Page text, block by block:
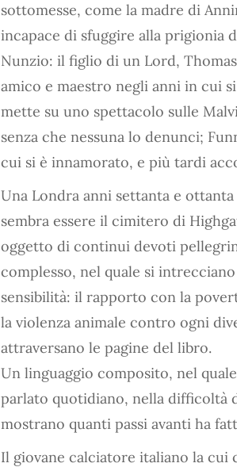
sottomesse, come la madre di
incapace di sfuggire alla prigionia
Nunzio: il figlio di un Lord,
amico e maestro negli anni in cui
mette su uno spettacolo sulle
senza che nessuna lo denunci;
cui si è innamorato, e più tardi
Una Londra anni settanta e
sembra essere il cimitero di
oggetto di continui devoti
complesso, nel quale si
sensibilità: il rapporto con la
la violenza animale contro ogni
attraversano le pagine del libro.
Un linguaggio composito, nel
parlato quotidiano, nella difficoltà
mostrano quanti passi avanti ha
Il giovane calciatore italiano la cui